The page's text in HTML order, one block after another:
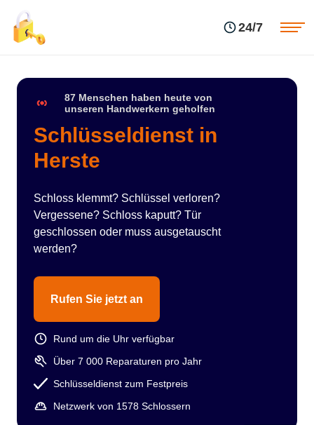
24/7
87 Menschen haben heute von
unseren Handwerkern geholfen
Schlüsseldienst in
Herste
Schloss klemmt? Schlüssel verloren?
Vergessene? Schloss kaputt? Tür
geschlossen oder muss ausgetauscht
werden?
Rufen Sie jetzt an
Rund um die Uhr verfügbar
Über 7 000 Reparaturen pro Jahr
Schlüsseldienst zum Festpreis
Netzwerk von 1578 Schlossern